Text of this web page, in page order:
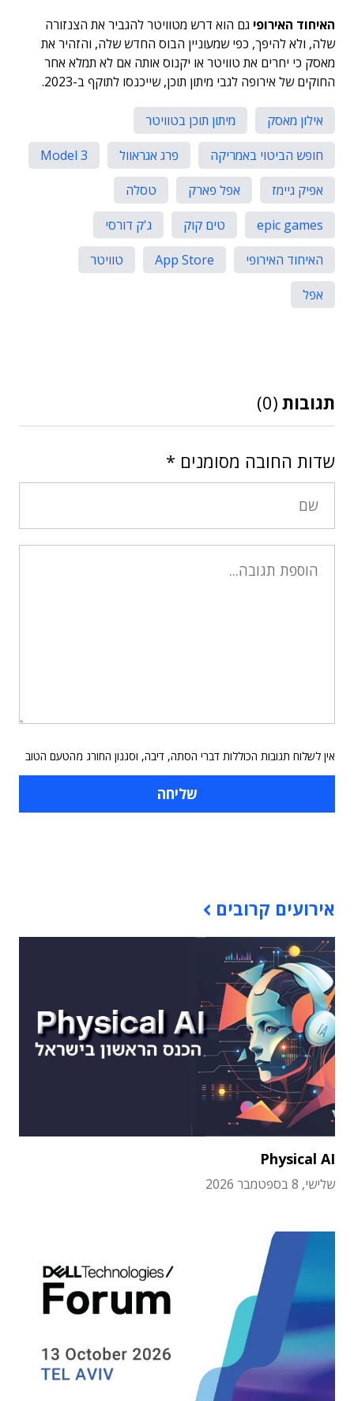
האיחוד האירופי גם הוא דרש מטוויטר להגביר את הצנזורה
שלה, ולא להיפך, כפי שמעוניין הבוס החדש שלה, והזהיר את
מאסק כי יחרים את טוויטר או יקנוס אותה אם לא תמלא אחר
החוקים של אירופה לגבי מיתון תוכן, שייכנסו לתוקף ב-2023.
אילון מאסק
מיתון תוכן בטוויטר
חופש הביטוי באמריקה
פרג אגראוול
Model 3
אפיק גיימז
אפל פארק
טסלה
epic games
טים קוק
ג'ק דורסי
האיחוד האירופי
App Store
טוויטר
אפל
תגובות (0)
שדות החובה מסומנים *
אין לשלוח תגובות הכוללות דברי הסתה, דיבה, וסגנון החורג מהטעם הטוב
אירועים קרובים
Physical AI
שלישי, 8 בספטמבר 2026